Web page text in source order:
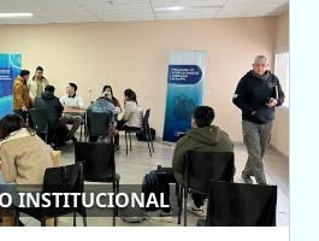
INSTITUCIONAL